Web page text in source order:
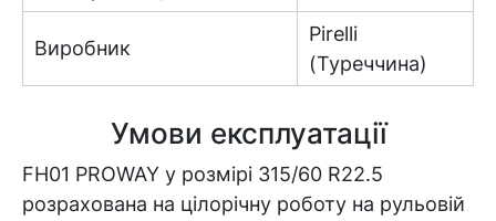
Виробник
Pirelli
(Туреччина)
Умови експлуатації
FH01 PROWAY у розмірі 315/60 R22.5
розрахована на цілорічну роботу на рульовій